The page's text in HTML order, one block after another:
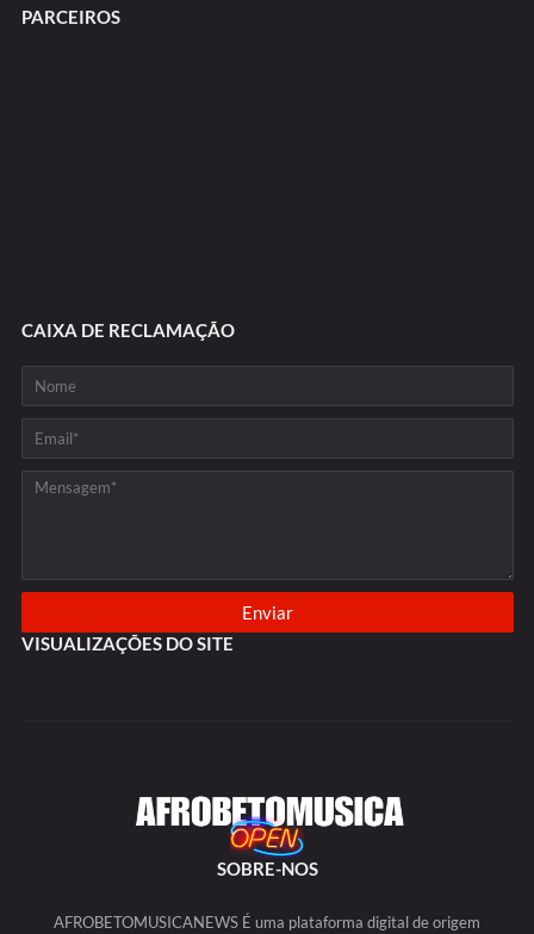
PARCEIROS
CAIXA DE RECLAMAÇÃO
VISUALIZAÇÕES DO SITE
SOBRE-NOS
AFROBETOMUSICANEWS É uma plataforma digital de origem